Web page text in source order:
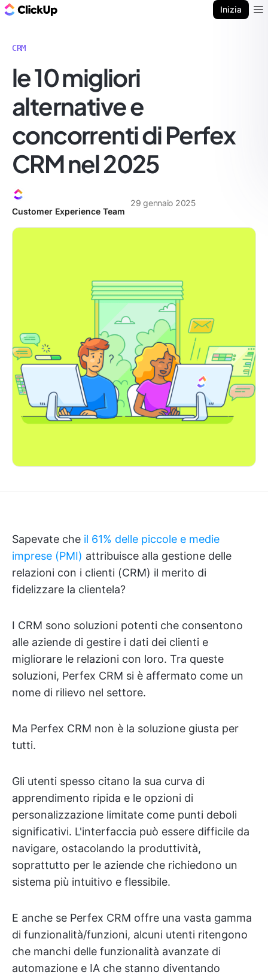
Inizia
CRM
le 10 migliori
alternative e
concorrenti di Perfex
CRM nel 2025
Customer Experience Team
29 gennaio 2025
Sapevate che il 61% delle piccole e medie
imprese (PMI) attribuisce alla gestione delle
relazioni con i clienti (CRM) il merito di
fidelizzare la clientela?
I CRM sono soluzioni potenti che consentono
alle aziende di gestire i dati dei clienti e
migliorare le relazioni con loro. Tra queste
soluzioni, Perfex CRM si è affermato come un
nome di rilievo nel settore.
Ma Perfex CRM non è la soluzione giusta per
tutti.
Gli utenti spesso citano la sua curva di
apprendimento ripida e le opzioni di
personalizzazione limitate come punti deboli
significativi. L'interfaccia può essere difficile da
navigare, ostacolando la produttività,
soprattutto per le aziende che richiedono un
sistema più intuitivo e flessibile.
E anche se Perfex CRM offre una vasta gamma
di funzionalità/funzioni, alcuni utenti ritengono
che manchi delle funzionalità avanzate di
automazione e IA che stanno diventando